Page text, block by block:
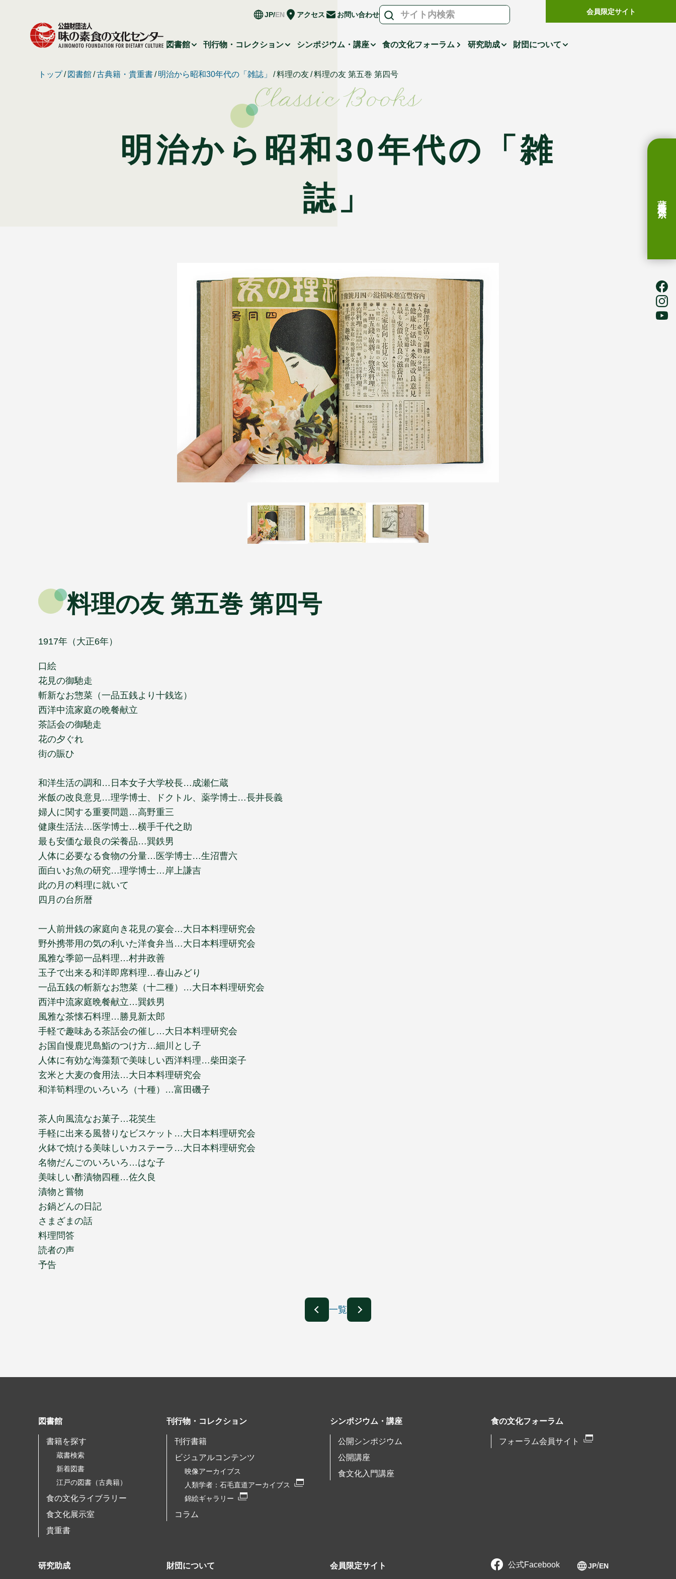
JP EN アクセス お問い合わせ
図書館 刊行物・コレクション シンポジウム・講座 食の文化フォーラム 研究助成 財団について
会員限定サイト
蔵書検索
トップ 図書館 古典籍・貴重書 明治から昭和30年代の「雑誌」 料理の友 料理の友 第五巻 第四号
Classic Books
明治から昭和30年代の
「雑
誌」
料理の友 第五巻 第四号
1917年（大正6年）
口絵
花見の御馳走
斬新なお惣菜（一品五銭より十銭迄）
西洋中流家庭の晩餐献立
茶話会の御馳走
花の夕ぐれ
街の賑ひ
和洋生活の調和…日本女子大学校長…成瀬仁蔵
米飯の改良意見…理学博士、ドクトル、薬学博士…長井長義
婦人に関する重要問題…高野重三
健康生活法…医学博士…横手千代之助
最も安価な最良の栄養品…巽鉄男
人体に必要なる食物の分量…医学博士…生沼曹六
面白いお魚の研究…理学博士…岸上謙吉
此の月の料理に就いて
四月の台所暦
一人前卅銭の家庭向き花見の宴会…大日本料理研究会
野外携帯用の気の利いた洋食弁当…大日本料理研究会
風雅な季節一品料理…村井政善
玉子で出来る和洋即席料理…春山みどり
一品五銭の斬新なお惣菜（十二種）…大日本料理研究会
西洋中流家庭晩餐献立…巽鉄男
風雅な茶懐石料理…勝見新太郎
手軽で趣味ある茶話会の催し…大日本料理研究会
お国自慢鹿児島鮨のつけ方…細川とし子
人体に有効な海藻類で美味しい西洋料理…柴田楽子
玄米と大麦の食用法…大日本料理研究会
和洋筍料理のいろいろ（十種）…富田磯子
茶人向風流なお菓子…花笑生
手軽に出来る風替りなビスケット…大日本料理研究会
火鉢で焼ける美味しいカステーラ…大日本料理研究会
名物だんごのいろいろ…はな子
美味しい酢漬物四種…佐久良
漬物と嘗物
お鍋どんの日記
さまざまの話
料理問答
読者の声
予告
一覧
図書館
書籍を探す
蔵書検索
新着図書
江戸の図書（古典籍）
食の文化ライブラリー
食文化展示室
貴重書
刊行物・コレクション
刊行書籍
ビジュアルコンテンツ
映像アーカイブス
人類学者： 石毛直道アーカイブス
錦絵ギャラリー
コラム
シンポジウム・講座
公開シンポジウム
公開講座
食文化入門講座
食の文化フォーラム
フォーラム会員サイト
研究助成 財団について 会員限定サイト 公式Facebook JP EN